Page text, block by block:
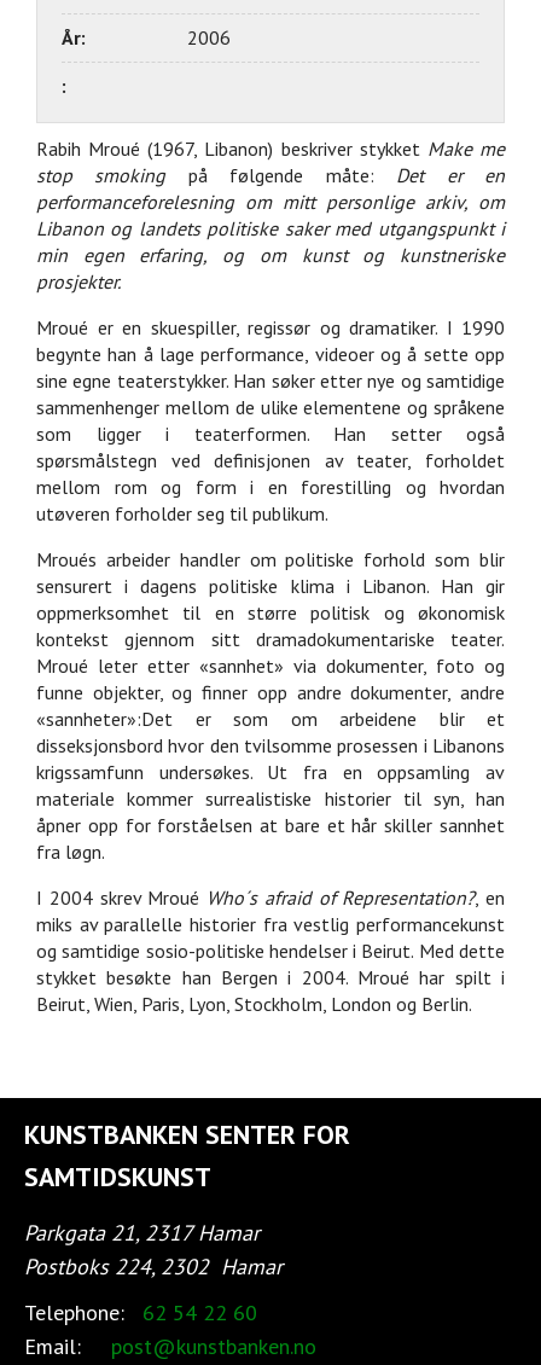
År:
2006
:
Rabih Mroué (1967, Libanon) beskriver stykket Make me
stop smokingpå følgende måte: Det er en
performanceforelesning om mitt personlige arkiv, om
Libanon og landets politiske saker med utgangspunkt i
min egen erfaring, og om kunst og kunstneriske
prosjekter.
Mroué er en skuespiller, regissør og dramatiker. I 1990
begynte han å lage performance, videoer og å sette opp
sine egne teaterstykker. Han søker etter nye og samtidige
sammenhenger mellom de ulike elementene og språkene
som ligger i teaterformen. Han setter også
spørsmålstegn ved definisjonen av teater, forholdet
mellom rom og form i en forestilling og hvordan
utøveren forholder seg til publikum.
Mroués arbeider handler om politiske forhold som blir
sensurert i dagens politiske klima i Libanon. Han gir
oppmerksomhet til en større politisk og økonomisk
kontekst gjennom sitt dramadokumentariske teater.
Mroué leter etter «sannhet» via dokumenter, foto og
funne objekter, og finner opp andre dokumenter, andre
«sannheter»:Det er som om arbeidene blir et
disseksjonsbord hvor den tvilsomme prosessen i Libanons
krigssamfunn undersøkes. Ut fra en oppsamling av
materiale kommer surrealistiske historier til syn, han
åpner opp for forståelsen at bare et hår skiller sannhet
fra løgn.
I 2004 skrev Mroué Who´s afraid of Representation?, en
miks av parallelle historier fra vestlig performancekunst
og samtidige sosio-politiske hendelser i Beirut. Med dette
stykket besøkte han Bergen i 2004. Mroué har spilt i
Beirut, Wien, Paris, Lyon, Stockholm, London og Berlin.
KUNSTBANKEN SENTER FOR
SAMTIDSKUNST
Parkgata 21, 2317 Hamar
Postboks 224, 2302 Hamar
Telephone:
62 54 22 60
Email:
post@kunstbanken.no